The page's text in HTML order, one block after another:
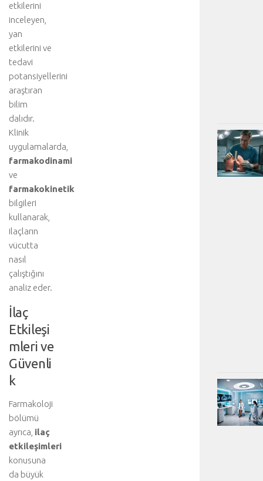
etkilerini
inceleyen,
yan
etkilerini ve
tedavi
potansiyellerini
araştıran
bilim
dalıdır.
Klinik
uygulamalarda,
farmakodinami
ve
farmakokinetik
bilgileri
kullanarak,
ilaçların
vücutta
nasıl
çalıştığını
analiz eder.
İlaç
Etkileşi
mleri ve
Güvenli
k
Farmakoloji
bölümü
ayrıca, ilaç
etkileşimleri
konusuna
da büyük